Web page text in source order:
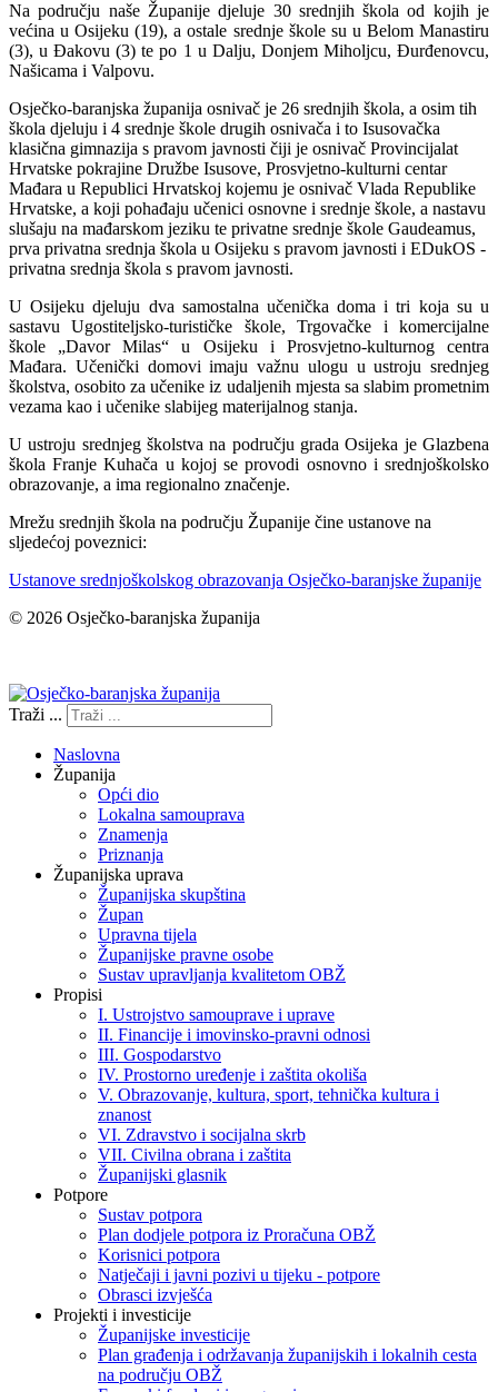
Na području naše Županije djeluje 30 srednjih škola od kojih je
većina u Osijeku (19), a ostale srednje škole su u Belom Manastiru
(3), u Đakovu (3) te po 1 u Dalju, Donjem Miholjcu, Đurđenovcu,
Našicama i Valpovu.
Osječko-baranjska županija osnivač je 26 srednjih škola, a osim tih
škola djeluju i 4 srednje škole drugih osnivača i to Isusovačka
klasična gimnazija s pravom javnosti čiji je osnivač Provincijalat
Hrvatske pokrajine Družbe Isusove, Prosvjetno-kulturni centar
Mađara u Republici Hrvatskoj kojemu je osnivač Vlada Republike
Hrvatske, a koji pohađaju učenici osnovne i srednje škole, a nastavu
slušaju na mađarskom jeziku te privatne srednje škole Gaudeamus,
prva privatna srednja škola u Osijeku s pravom javnosti i EDukOS -
privatna srednja škola s pravom javnosti.
U Osijeku djeluju dva samostalna učenička doma i tri koja su u
sastavu Ugostiteljsko-turističke škole, Trgovačke i komercijalne
škole „Davor Milas“ u Osijeku i Prosvjetno-kulturnog centra
Mađara. Učenički domovi imaju važnu ulogu u ustroju srednjeg
školstva, osobito za učenike iz udaljenih mjesta sa slabim prometnim
vezama kao i učenike slabijeg materijalnog stanja.
U ustroju srednjeg školstva na području grada Osijeka je Glazbena
škola Franje Kuhača u kojoj se provodi osnovno i srednjoškolsko
obrazovanje, a ima regionalno značenje.
Mrežu srednjih škola na području Županije čine ustanove na
sljedećoj poveznici:
Ustanove srednjoškolskog obrazovanja Osječko-baranjske županije
© 2026 Osječko-baranjska županija
Traži ...
Naslovna
Županija
Opći dio
Lokalna samouprava
Znamenja
Priznanja
Županijska uprava
Županijska skupština
Župan
Upravna tijela
Županijske pravne osobe
Sustav upravljanja kvalitetom OBŽ
Propisi
I. Ustrojstvo samouprave i uprave
II. Financije i imovinsko-pravni odnosi
III. Gospodarstvo
IV. Prostorno uređenje i zaštita okoliša
V. Obrazovanje, kultura, sport, tehnička kultura i
znanost
VI. Zdravstvo i socijalna skrb
VII. Civilna obrana i zaštita
Županijski glasnik
Potpore
Sustav potpora
Plan dodjele potpora iz Proračuna OBŽ
Korisnici potpora
Natječaji i javni pozivi u tijeku - potpore
Obrasci izvješća
Projekti i investicije
Županijske investicije
Plan građenja i održavanja županijskih i lokalnih cesta
na području OBŽ